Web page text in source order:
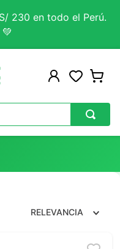
230 en todo el Perú.
RELEVANCIA